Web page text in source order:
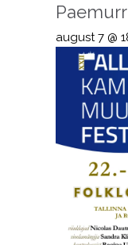
august 7 @